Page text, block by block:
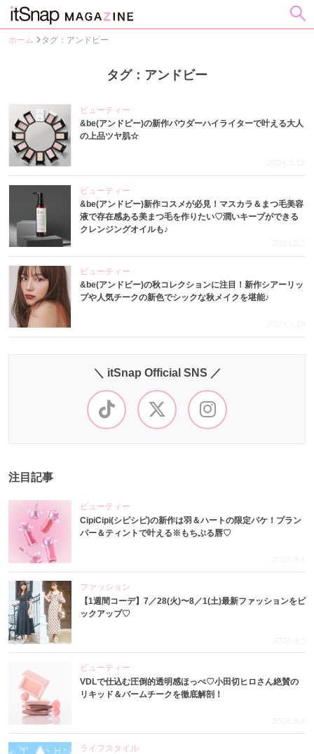
ホーム タグ：アンドビー
タグ：アンドビー
ビューティー
&be(アンドビー)の新作パウダーハイライターで叶える大人
の上品ツヤ肌☆
2026.5.12
ビューティー
&be(アンドビー)新作コスメが必見！マスカラ＆まつ毛美容
液で存在感ある美まつ毛を作りたい♡潤いキープができる
クレンジングオイルも♪
2024.2.2
ビューティー
&be(アンドビー)の秋コレクションに注目！新作シアーリッ
プや人気チークの新色でシックな秋メイクを堪能♪
2023.9.19
＼ itSnap Official SNS ／
注目記事
ビューティー
CipiCipi(シピシピ)の新作は羽＆ハートの限定パケ！プラン
パー＆ティントで叶える※もちぷる唇♡
2026.8.6
ファッション
【1週間コーデ】7／28(火)〜8／1(土)最新ファッションをピ
ックアップ♡
2026.8.5
ビューティー
VDLで仕込む圧倒的透明感ほっぺ♡小田切ヒロさん絶賛の
リキッド＆バームチークを徹底解剖！
2026.8.4
ライフスタイル